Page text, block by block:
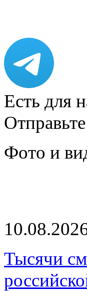
Есть для
Фото и
Тысячи